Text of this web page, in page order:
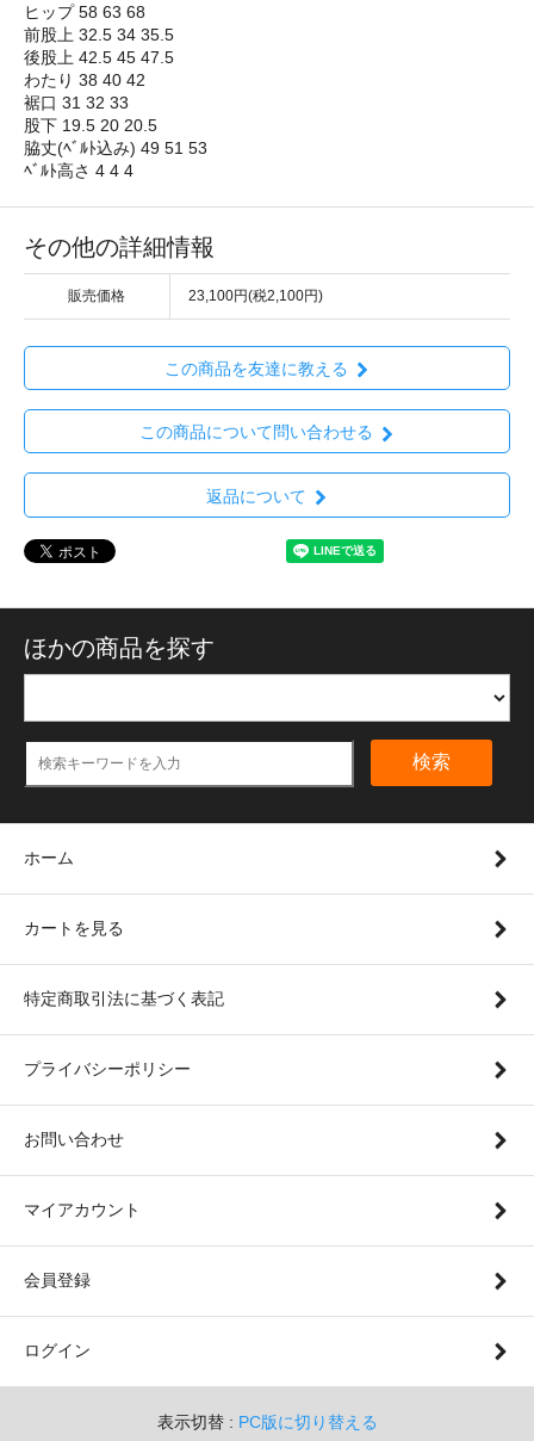
ヒップ 58 63 68
前股上 32.5 34 35.5
後股上 42.5 45 47.5
わたり 38 40 42
裾口 31 32 33
股下 19.5 20 20.5
脇丈(ﾍﾞﾙﾄ込み) 49 51 53
ﾍﾞﾙﾄ高さ 4 4 4
その他の詳細情報
販売価格 23,100円(税2,100円)
この商品を友達に教える
この商品について問い合わせる
返品について
ほかの商品を探す
検索
ホーム
カートを見る
特定商取引法に基づく表記
プライバシーポリシー
お問い合わせ
マイアカウント
会員登録
ログイン
表示切替 : PC版に切り替える